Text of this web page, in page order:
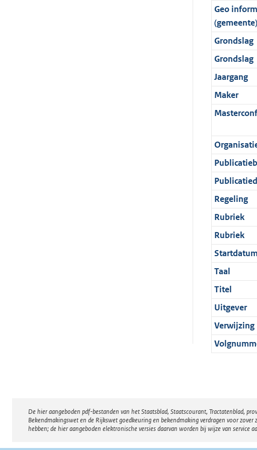
o
r
m
a
a
t
f
o
r
m
a
a
t
n
f
o
r
m
a
a
t
i
n
f
o
r
m
a
a
b
Geo
(gemeente)
Grondslag
Grondslag
Jaargang
Maker
Regeling
Rubriek
Rubriek
Startdatum
Taal
Titel
Uitgever
Verwijzing
Disclaimer
De hier aangeboden pdf-bestanden van het Staatsblad, Staatscourant, Tractatenblad,
Bekendmakingswet en de Rijkswet goedkeuring en bekendmaking verdragen voor
hebben; de hier aangeboden elektronische versies daarvan worden bij wijze van service